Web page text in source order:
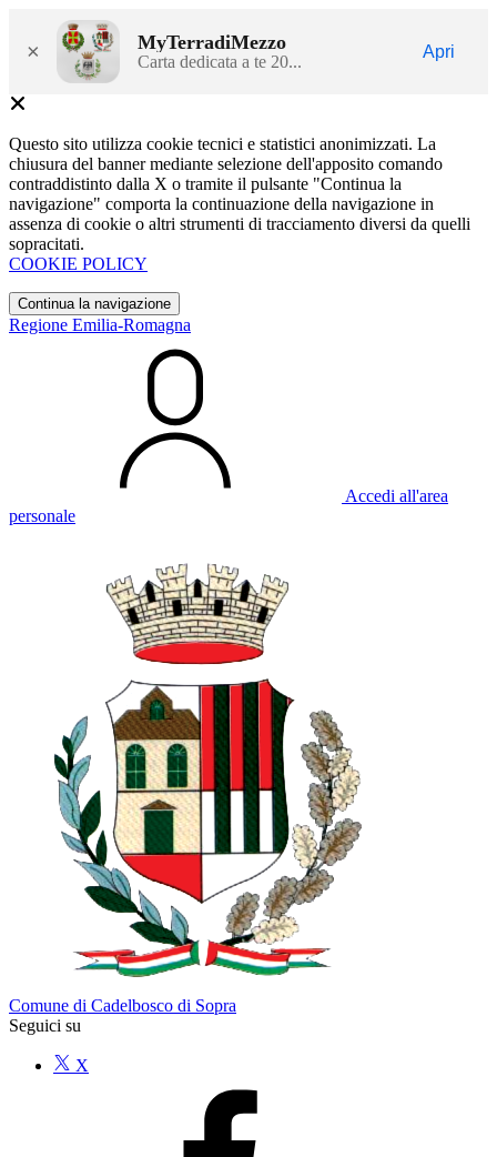
× MyTerradiMezzo
Carta dedicata a te 20...
Apri
Questo sito utilizza cookie tecnici e statistici anonimizzati. La
chiusura del banner mediante selezione dell'apposito comando
contraddistinto dalla X o tramite il pulsante "Continua la
navigazione" comporta la continuazione della navigazione in
assenza di cookie o altri strumenti di tracciamento diversi da quelli
sopracitati.
COOKIE POLICY
Continua la navigazione
Regione Emilia-Romagna
Accedi all'area
personale
Comune di Cadelbosco di Sopra
Seguici su
X